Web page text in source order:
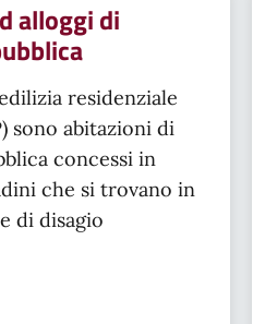
alloggi di
residenziale
sono abitazioni di
concessi in
che si trovano in
di disagio